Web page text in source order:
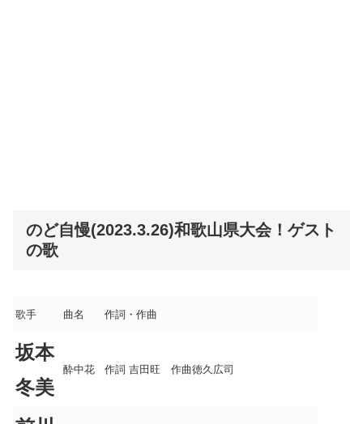
のど自慢(2023.3.26)和歌山県大会！ゲスト
の歌
歌手 曲名 作詞・作曲
坂本
冬美
酔中花 作詞 吉田旺 作曲徳久広司